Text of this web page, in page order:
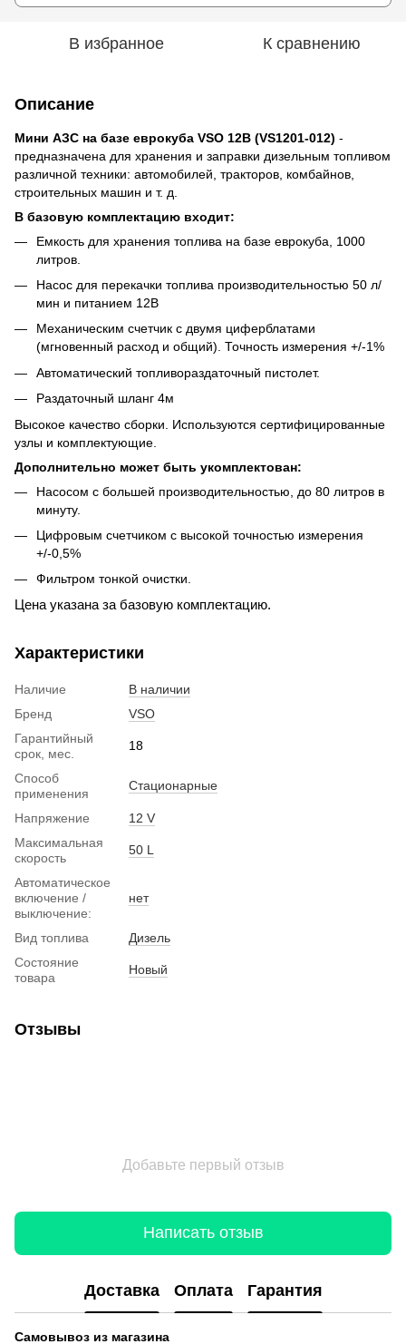
В избранное К сравнению
Описание
Мини АЗС на базе еврокуба VSO 12В (VS1201-012) -
предназначена для хранения и заправки дизельным топливом
различной техники: автомобилей, тракторов, комбайнов,
строительных машин и т. д.
В базовую комплектацию входит:
Емкость для хранения топлива на базе еврокуба, 1000
литров.
Насос для перекачки топлива производительностью 50 л/
мин и питанием 12В
Механическим счетчик с двумя циферблатами
(мгновенный расход и общий). Точность измерения +/-1%
Автоматический топливораздаточный пистолет.
Раздаточный шланг 4м
Высокое качество сборки. Используются сертифицированные
узлы и комплектующие.
Дополнительно может быть укомплектован:
Насосом с большей производительностью, до 80 литров в
минуту.
Цифровым счетчиком с высокой точностью измерения
+/-0,5%
Фильтром тонкой очистки.
Цена указана за базовую комплектацию.
Характеристики
Наличие
В наличии
Бренд
VSO
Гарантийный
срок, мес.
18
Способ
применения
Стационарные
Напряжение
12 V
Максимальная
скорость
50 L
Автоматическое
включение /
выключение:
нет
Вид топлива
Дизель
Состояние
товара
Новый
Отзывы
Добавьте первый отзыв
Написать отзыв
Доставка Оплата Гарантия
Самовывоз из магазина